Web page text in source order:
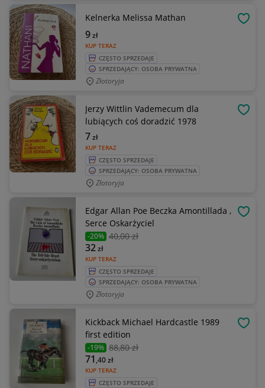
Kelnerka Melissa Mathan
KUP TERAZ
9zł
CZĘSTO SPRZEDAJE
SPRZEDAJĄCY: OSOBA PRYWATNA
Złotoryja
Jerzy Wittlin Vademecum dla
lubiących coś doradzić 1978
KUP TERAZ
7zł
CZĘSTO SPRZEDAJE
SPRZEDAJĄCY: OSOBA PRYWATNA
Złotoryja
Edgar Allan Poe Beczka Amontillada ,
Serce Oskarżyciel
-20% 40,00 zł
KUP TERAZ
32zł
CZĘSTO SPRZEDAJE
SPRZEDAJĄCY: OSOBA PRYWATNA
Złotoryja
Kickback Michael Hardcastle 1989
first edition
-19% 88,80 zł
KUP TERAZ
71 ,40zł
CZĘSTO SPRZEDAJE